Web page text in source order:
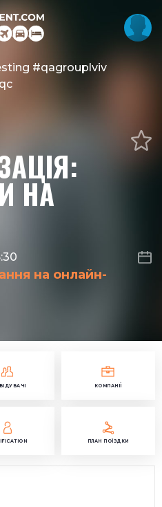
#qagrouplviv
НА
на онлайн-
КОМПАНІЇ
ПЛАН ПОЇЗДКИ